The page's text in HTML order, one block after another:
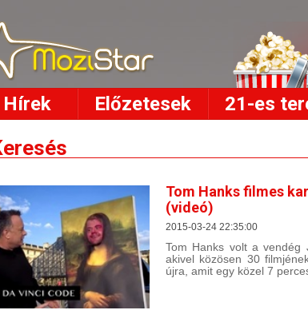
Hírek Előzetesek 21-es
Tom Hanks filmes
(videó)
2015-03-24 22:35:00
Tom Hanks volt a vendég
akivel közösen 30
újra, amit egy közel 7